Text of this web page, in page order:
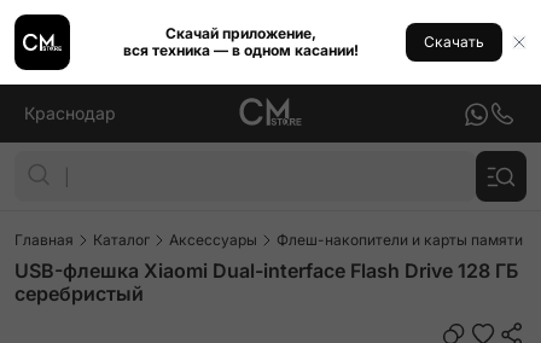
Скачай приложение,
вся техника — в одном касании!
Скачать
Краснодар
Главная Каталог Аксессуары Флеш-накопители и карты памяти
USB-флешка Xiaomi Dual-interface Flash Drive 128 ГБ
серебристый